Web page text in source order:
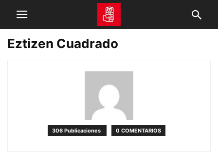
Eztizen Cuadrado
306 Publicaciones 0 COMENTARIOS